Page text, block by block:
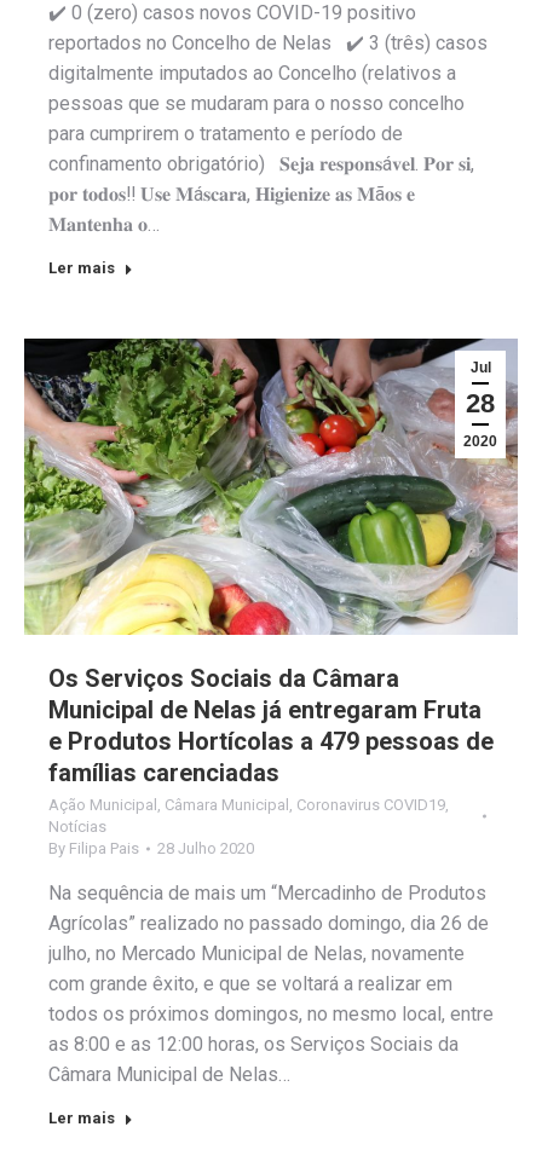
✔️ 0 (zero) casos novos COVID-19 positivo
reportados no Concelho de Nelas ✔️ 3 (três) casos
digitalmente imputados ao Concelho (relativos a
pessoas que se mudaram para o nosso concelho
para cumprirem o tratamento e período de
confinamento obrigatório) 𝐒𝐞𝐣𝐚 𝐫𝐞𝐬𝐩𝐨𝐧𝐬á𝐯𝐞𝐥. 𝐏𝐨𝐫 𝐬𝐢,
𝐩𝐨𝐫 𝐭𝐨𝐝𝐨𝐬‼️ 𝐔𝐬𝐞 𝐌á𝐬𝐜𝐚𝐫𝐚, 𝐇𝐢𝐠𝐢𝐞𝐧𝐢𝐳𝐞 𝐚𝐬 𝐌ã𝐨𝐬 𝐞
𝐌𝐚𝐧𝐭𝐞𝐧𝐡𝐚 𝐨…
Ler mais
Jul
28
2020
Os Serviços Sociais da Câmara
Municipal de Nelas já entregaram Fruta
e Produtos Hortícolas a 479 pessoas de
famílias carenciadas
Ação Municipal Câmara Municipal Coronavirus COVID19
Notícias
By Filipa Pais 28 Julho 2020
Na sequência de mais um “Mercadinho de Produtos
Agrícolas” realizado no passado domingo, dia 26 de
julho, no Mercado Municipal de Nelas, novamente
com grande êxito, e que se voltará a realizar em
todos os próximos domingos, no mesmo local, entre
as 8:00 e as 12:00 horas, os Serviços Sociais da
Câmara Municipal de Nelas…
Ler mais